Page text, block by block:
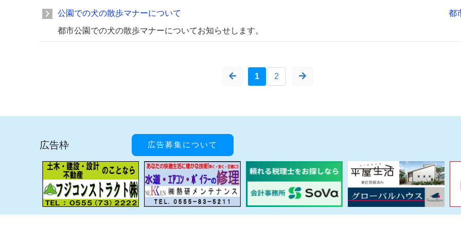
公園での犬の散歩マナーについて
都
都市公園での犬の散歩マナーについてお知らせします。
1 2
広告枠 広告募集について